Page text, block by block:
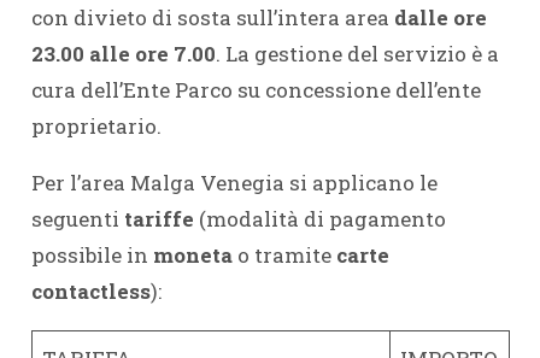
con divieto di sosta sull’intera area dalle ore
23.00 alle ore 7.00. La gestione del servizio è a
cura dell’Ente Parco su concessione dell’ente
proprietario.
Per l’area Malga Venegia si applicano le
seguenti tariffe (modalità di pagamento
possibile in moneta o tramite carte
contactless):